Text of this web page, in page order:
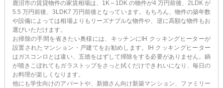
鹿沼市の賃貸物件の家賃相場は、1K～1DK の物件が4 万円前後、2LDK が
5.5 万円前後、3LDK7 万円前後となっています。もちろん、物件の築年数
や設備によっては相場よりもリーズナブルな物件や、逆に高額な物件もお
選びいただけます。
お掃除の手間を省きたい奥様には、キッチンにIH クッキングヒーターが
設置されたマンション・戸建てをお勧めします。IH クッキングヒーター
はガスコンロとは違い、五徳をはずして掃除をする必要がありません。鍋
が噴きこぼれてもガラストップをさっと拭くだけできれいになり、毎日の
お料理が楽しくなります。
他にも学生向けのアパートや、新婚さん向け新築マンション、ファミリー